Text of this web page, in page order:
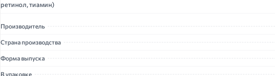
ретинол, тиамин)
Производитель
Страна производства
Форма выпуска
В упаковке